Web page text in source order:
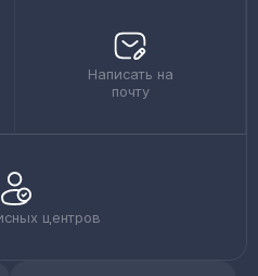
Написать на
почту
центров